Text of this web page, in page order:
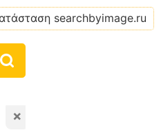
×
searchbyimage.ru